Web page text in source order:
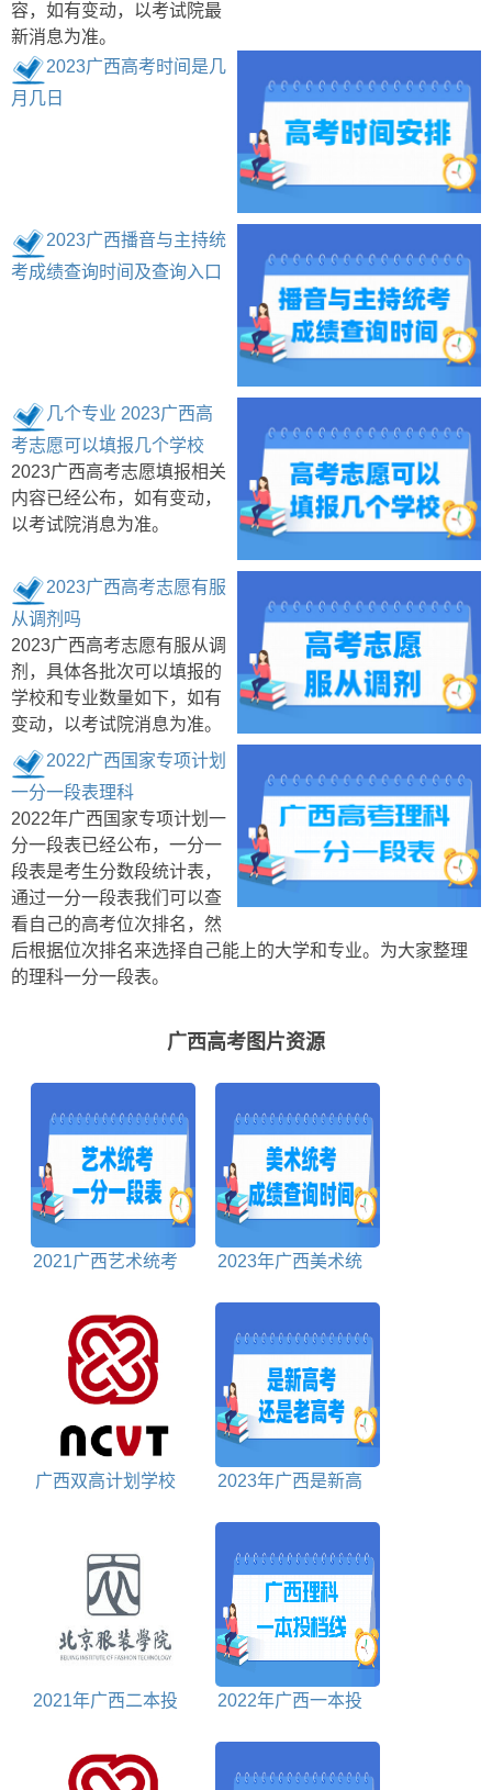
容，如有变动，以考试院最
新消息为准。
2023广西高考时间是几
月几日
2023广西播音与主持统
考成绩查询时间及查询入口
几个专业 2023广西高
考志愿可以填报几个学校
2023广西高考志愿填报相关
内容已经公布，如有变动，
以考试院消息为准。
2023广西高考志愿有服
从调剂吗
2023广西高考志愿有服从调
剂，具体各批次可以填报的
学校和专业数量如下，如有
变动，以考试院消息为准。
2022广西国家专项计划
一分一段表理科
2022年广西国家专项计划一
分一段表已经公布，一分一
段表是考生分数段统计表，
通过一分一段表我们可以查
看自己的高考位次排名，然
后根据位次排名来选择自己能上的大学和专业。为大家整理
的理科一分一段表。
广西高考图片资源
2021广西艺术统考
2023年广西美术统
广西双高计划学校
2023年广西是新高
2021年广西二本投
2022年广西一本投